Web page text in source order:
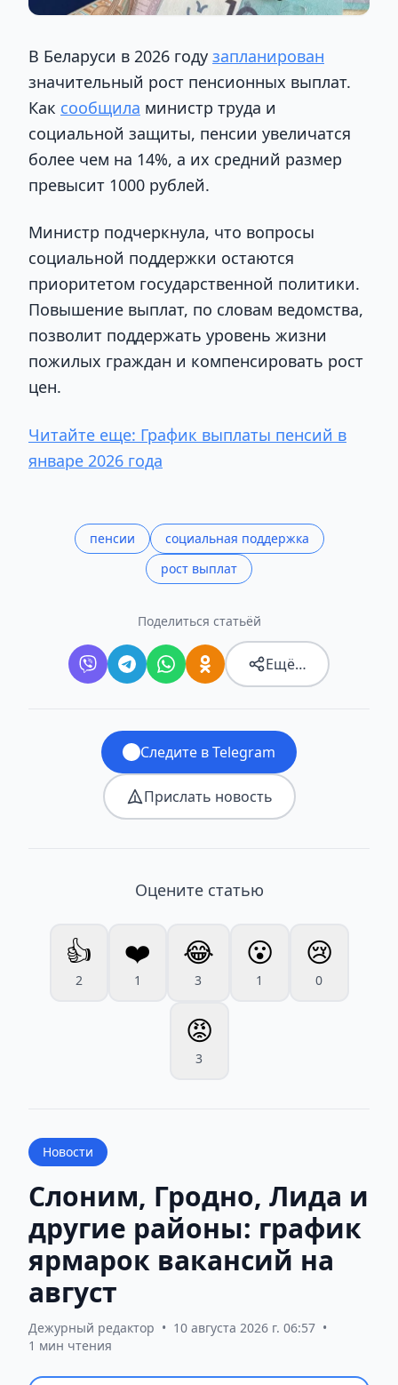
В Беларуси в 2026 году запланирован
значительный рост пенсионных выплат.
Как сообщила министр труда и
социальной защиты, пенсии увеличатся
более чем на 14%, а их средний размер
превысит 1000 рублей.
Министр подчеркнула, что вопросы
социальной поддержки остаются
приоритетом государственной политики.
Повышение выплат, по словам ведомства,
позволит поддержать уровень жизни
пожилых граждан и компенсировать рост
цен.
Читайте еще: График выплаты пенсий в
январе 2026 года
пенсии
социальная поддержка
рост выплат
Поделиться статьёй
Ещё…
Следите в Telegram
Прислать новость
Оцените статью
👍
2
❤️
1
😂
3
😮
1
😢
0
😡
3
Новости
Слоним, Гродно, Лида и
другие районы: график
ярмарок вакансий на
август
Дежурный редактор • 10 августа 2026 г. 06:57 •
1 мин чтения